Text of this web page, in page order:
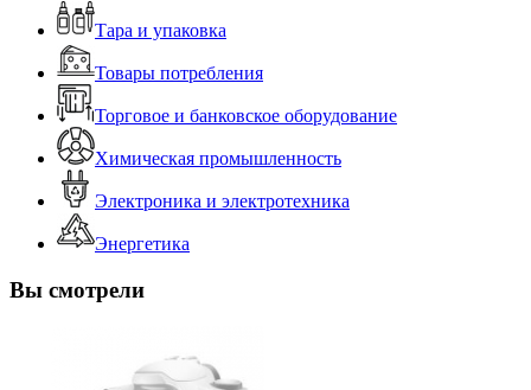
Тара и упаковка
Товары потребления
Торговое и банковское оборудование
Химическая промышленность
Электроника и электротехника
Энергетика
Вы смотрели